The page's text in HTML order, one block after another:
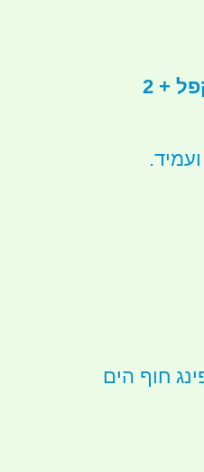
סט קמפינג שטח שולחן אלומיניום מתקפל + 2
חוף הים